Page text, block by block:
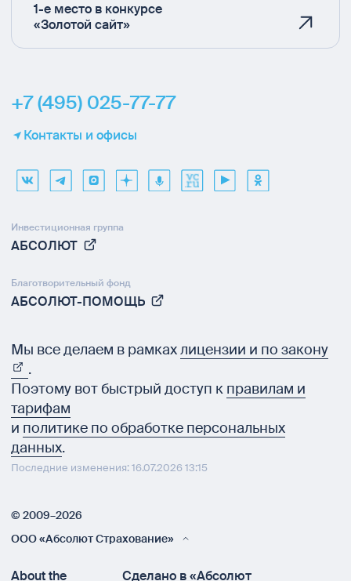
1-е место в конкурсе
«Золотой сайт»
+7 (495) 025-77-77
Контакты и офисы
Инвестиционная группа
АБСОЛЮТ
Благотворительный фонд
АБСОЛЮТ-ПОМОЩЬ
Мы все делаем в рамкахлицензии и по закону
.
Поэтому вот быстрый доступ к правилам и
тарифам
и политике по обработке персональных
данных.
Последние изменения: 16.07.2026 13:15
© 2009–2026
ООО «Абсолют Страхование»
About the
Сделано в «Абсолют